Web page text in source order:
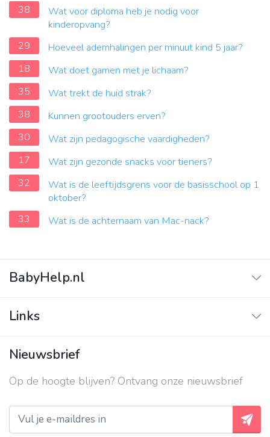
38
Wat voor diploma heb je nodig voor
kinderopvang?
29
Hoeveel ademhalingen per minuut kind 5 jaar?
18
Wat doet gamen met je lichaam?
35
Wat trekt de huid strak?
38
Kunnen grootouders erven?
30
Wat zijn pedagogische vaardigheden?
17
Wat zijn gezonde snacks voor tieners?
32
Wat is de leeftijdsgrens voor de basisschool op 1
oktober?
33
Wat is de achternaam van Mac-nack?
BabyHelp.nl
Vraag & Antwoord
Links
Contact
Over ons
Privacy beleid
Nieuwsbrief
Op de hoogte blijven? Ontvang onze nieuwsbrief